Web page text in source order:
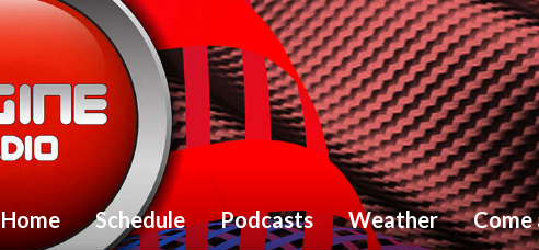
Home Schedule Podcasts Weather Come